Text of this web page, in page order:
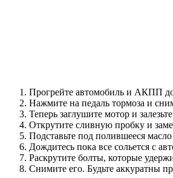
Прогрейте автомобиль и АКПП
Нажмите на педаль тормоза и
Теперь заглушите мотор и
Открутите сливную пробку и
Подставьте под полившееся масло
Дождитесь пока все сольется с
Раскрутите болты, которые
Снимите его. Будьте аккуратны